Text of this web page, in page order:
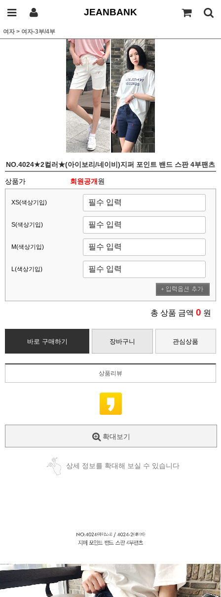
JEANBANK
여자> 여자-3부/4부
NO.4024★2컬러★(아이보리/네이비)지퍼 포인트 밴드 스판 4부팬츠
상품가 회원공개 원
XS(색상기입)
S(색상기입)
M(색상기입)
L(색상기입)
총 상품 금액 0 원
바로 구매하기 장바구니 관심상품
상품리뷰
확대보기
상세 정보를 확대해 보실 수 있습니다